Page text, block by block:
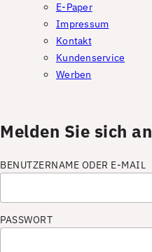
E-Paper
Impressum
Kontakt
Kundenservice
Werben
Melden Sie sich an
BENUTZERNAME ODER E-MAIL
PASSWORT